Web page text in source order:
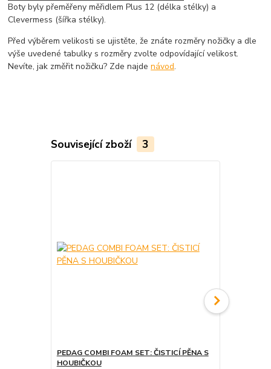
Boty byly přeměřeny měřidlem Plus 12 (délka stélky) a
Clevermess (šířka stélky).
Před výběrem velikosti se ujistěte, že znáte rozměry nožičky a dle
výše uvedené tabulky s rozměry zvolte odpovídající velikost.
Nevíte, jak změřit nožičku? Zde najdenávod.
Související zboží 3
PEDAG COMBI FOAM SET: ČISTICÍ PĚNA S
HOUBIČKOU